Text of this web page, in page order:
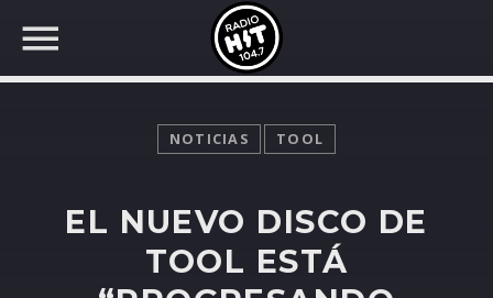
BUSCAR EN RADIO HIT
COMPARTE EN...
NOTICIAS TOOL
EL NUEVO DISCO DE
TOOL ESTÁ